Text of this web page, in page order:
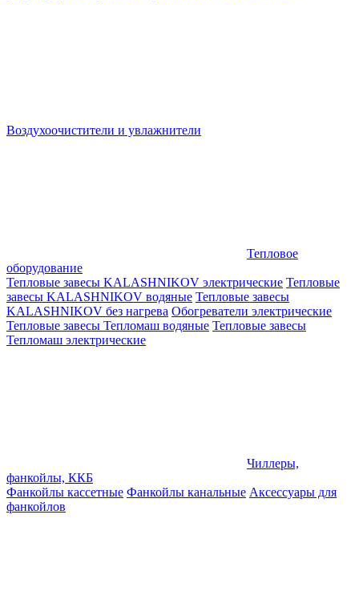
Воздухоочистители и увлажнители
Тепловое
оборудование
Тепловые завесы KALASHNIKOV электрические Тепловые
завесы KALASHNIKOV водяные Тепловые завесы
KALASHNIKOV без нагрева Обогреватели электрические
Тепловые завесы Тепломаш водяные Тепловые завесы
Тепломаш электрические
Чиллеры,
фанкойлы, ККБ
Фанкойлы кассетные Фанкойлы канальные Аксессуары для
фанкойлов